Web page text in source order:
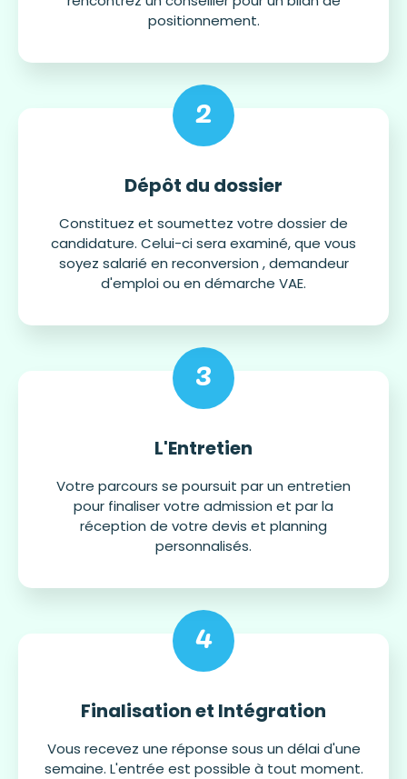
positionnement.
2
Dépôt du dossier
Constituez et soumettez votre dossier de
candidature. Celui-ci sera examiné, que vous
soyez salarié en reconversion , demandeur
d'emploi ou en démarche VAE.
3
L'Entretien
Votre parcours se poursuit par un entretien
pour finaliser votre admission et par la
réception de votre devis et planning
personnalisés.
4
Finalisation et Intégration
Vous recevez une réponse sous un délai d'une
semaine. L'entrée est possible à tout moment.